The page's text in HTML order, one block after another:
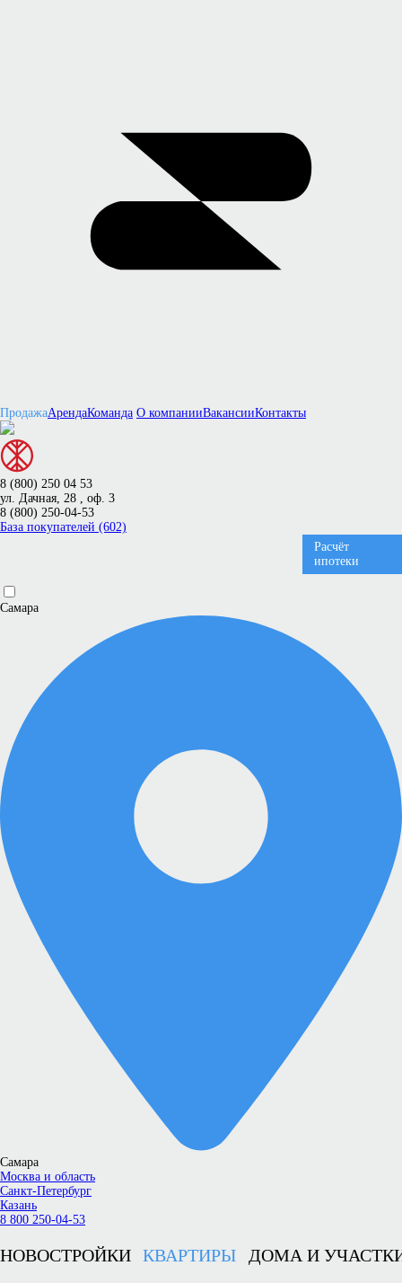
ПродажаАрендаКоманда О компанииВакансииКонтакты
8 (800) 250 04 53
ул. Дачная, 28 , оф. 3
8 (800) 250-04-53
База покупателей (602)
Расчёт
ипотеки
Самара
Самара
Москва и область
Санкт-Петербург
Казань
8 800 250-04-53
НОВОСТРОЙКИ КВАРТИРЫ ДОМА И